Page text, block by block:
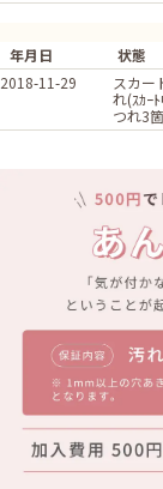
年月日 状態
2018-11-29
スカー
れ(ｽｶｰ
つれ3